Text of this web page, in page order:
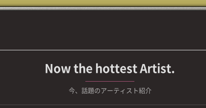
Now the hottest Artist.
今、話題のアーティスト紹介